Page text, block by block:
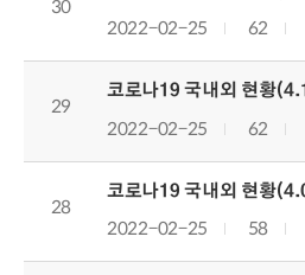
30
2022-02-25
62
29
코로나19 국내외 현황
2022-02-25
62
28
코로나19 국내외 현황
2022-02-25
58